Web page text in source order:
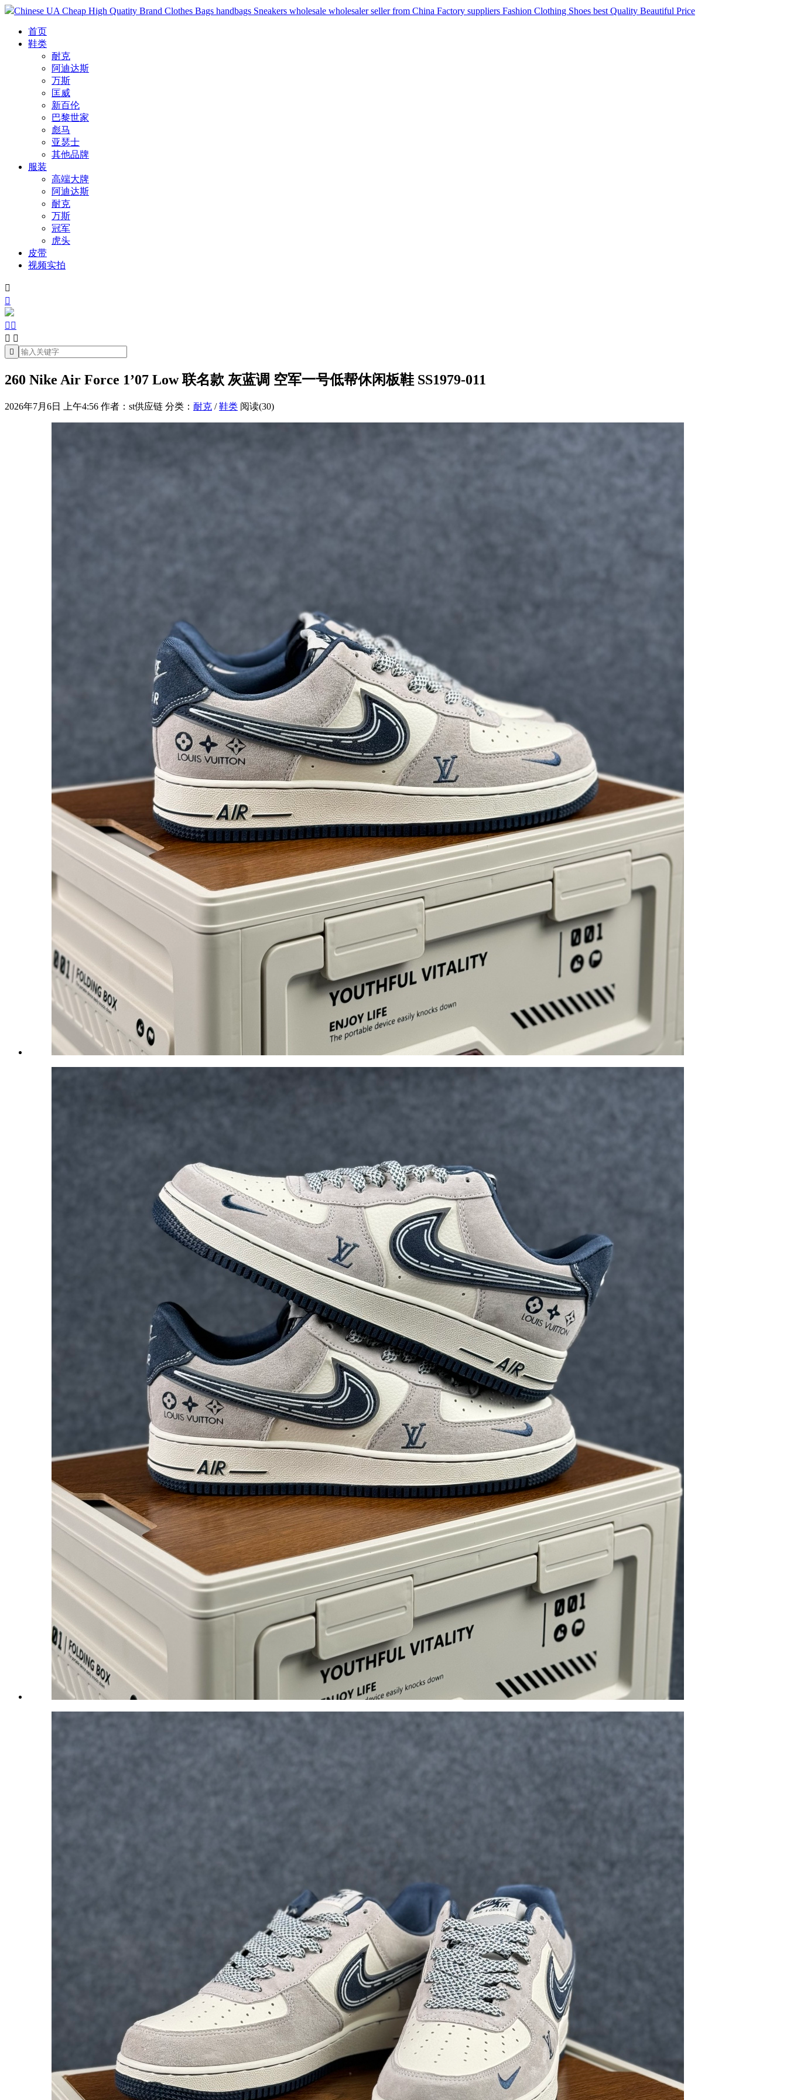
Chinese UA Cheap High Quatity Brand Clothes Bags handbags Sneakers wholesale wholesaler seller from China Factory suppliers Fashion Clothing Shoes best Quality Beautiful Price
首页
鞋类
耐克
阿迪达斯
万斯
匡威
新百伦
巴黎世家
彪马
亚瑟士
其他品牌
服装
高端大牌
阿迪达斯
耐克
万斯
冠军
虎头
皮带
视频实拍


 
 

260 Nike Air Force 1’07 Low 联名款 灰蓝调 空军一号低帮休闲板鞋 SS1979-011
2026年7月6日 上午4:56 作者：st供应链 分类： 耐克 /鞋类 阅读(30)